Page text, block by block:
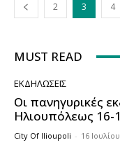
2 3 4
MUST READ
ΕΚΔΗΛΏΣΕΙΣ
Οι πανηγυρικές
Ηλιουπόλεως 16-
City Of Ilioupoli - 16